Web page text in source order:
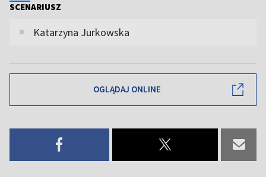
SCENARIUSZ
Katarzyna Jurkowska
OGLĄDAJ ONLINE